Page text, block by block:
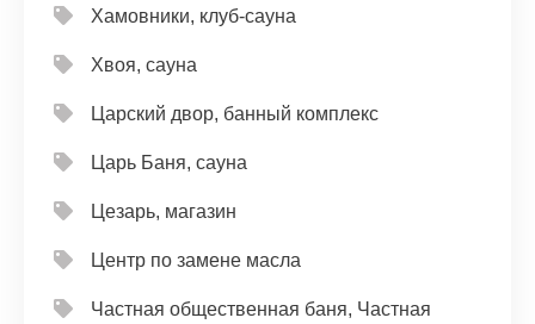
Хамовники, клуб-сауна
Хвоя, сауна
Царский двор, банный комплекс
Царь Баня, сауна
Цезарь, магазин
Центр по замене масла
Частная общественная баня, Частная